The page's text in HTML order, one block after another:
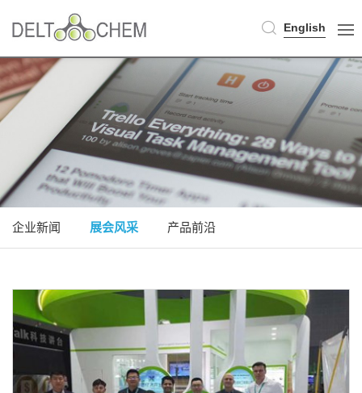
English
企业新闻 展会风采 产品前沿